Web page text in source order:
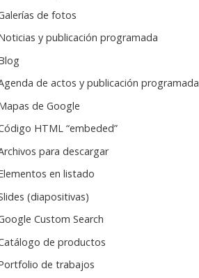
de fotos
y publicación programada
de actos y publicación programada
de Google
HTML “embeded”
para descargar
en listado
(diapositivas)
Custom Search
de productos
de trabajos